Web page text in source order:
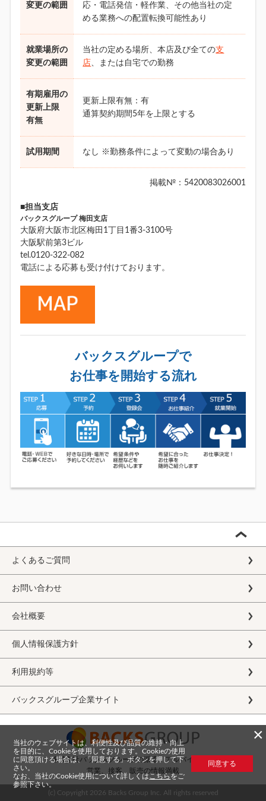
変更の範囲
応・電話発信・軽作業、その他当社の定
める業務への配置転換可能性あり
就業場所の
変更の範囲
当社の定める場所、本店及び全ての支
店、または自宅での勤務
有期雇用の
更新上限
有無
更新上限有無：有
通算契約期間5年を上限とする
試用期間 なし ※勤務条件によって変動の場合あり
掲載№：5420083026001
■担当支店
バックスグループ 梅田支店
大阪府大阪市北区梅田1丁目1番3-3100号
大阪駅前第3ビル
tel.0120-322-082
電話による応募も受け付けております。
バックスグループで
お仕事を開始する流れ
よくあるご質問
お問い合わせ
会社概要
個人情報保護方針
利用規約等
バックスグループ企業サイト
株式会社バックスグループの派遣・アルバイト求人
営業、接客、販売の情報満載
(c) Copyright 2026 Backs Group Inc. All rights reserved
×
当社のウェブサイトは、利便性及び品質の維持・向上
を目的に、Cookieを使用しております。Cookieの使用
に同意頂ける場合は、「同意する」ボタンを押して下
さい。
なお、当社のCookie使用について詳しくは こちらをご
参照下さい。
同意する